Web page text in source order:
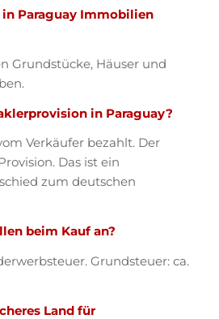
in Paraguay Immobilien
Grundstücke, Häuser und
in Paraguay?
Verkäufer bezahlt. Der
Das ist ein
zum deutschen
beim Kauf an?
Grundsteuer: ca.
Land für